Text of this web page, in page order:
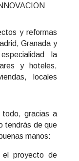
y reformas
Granada y
la
y hoteles,
locales
gracias a
tendrás de que
manos:
el proyecto de